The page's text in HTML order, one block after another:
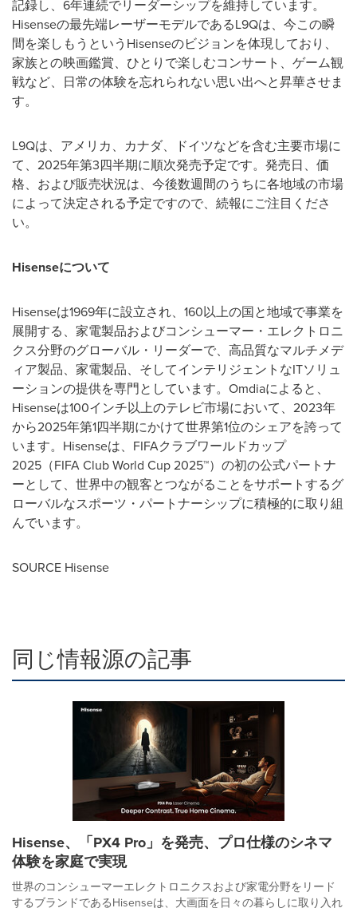
記録し、6年連続でリーダーシップを維持しています。
Hisenseの最先端レーザーモデルであるL9Qは、今この瞬
間を楽しもうというHisenseのビジョンを体現しており、
家族との映画鑑賞、ひとりで楽しむコンサート、ゲーム観
戦など、日常の体験を忘れられない思い出へと昇華させま
す。
L9Qは、アメリカ、カナダ、ドイツなどを含む主要市場に
て、2025年第3四半期に順次発売予定です。発売日、価
格、および販売状況は、今後数週間のうちに各地域の市場
によって決定される予定ですので、続報にご注目くださ
い。
Hisenseについて
Hisenseは1969年に設立され、160以上の国と地域で事業を
展開する、家電製品およびコンシューマー・エレクトロニ
クス分野のグローバル・リーダーで、高品質なマルチメデ
ィア製品、家電製品、そしてインテリジェントなITソリュ
ーションの提供を専門としています。Omdiaによると、
Hisenseは100インチ以上のテレビ市場において、2023年
から2025年第1四半期にかけて世界第1位のシェアを誇って
います。Hisenseは、FIFAクラブワールドカップ
2025（FIFA Club World Cup 2025™）の初の公式パートナ
ーとして、世界中の観客とつながることをサポートするグ
ローバルなスポーツ・パートナーシップに積極的に取り組
んでいます。
SOURCE Hisense
同じ情報源の記事
Hisense、「PX4 Pro」を発売、プロ仕様のシネマ
体験を家庭で実現
世界のコンシューマーエレクトロニクスおよび家電分野をリード
するブランドであるHisenseは、大画面を日々の暮らしに取り入れ